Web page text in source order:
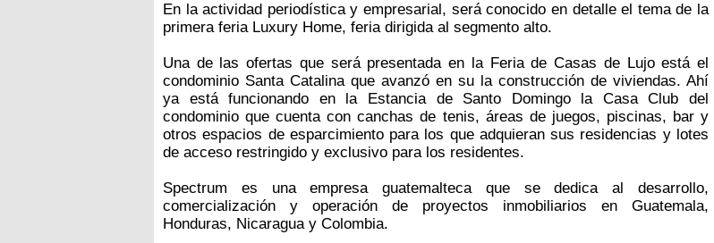
En la actividad periodística y empresarial, será conocido en detalle el tema de la
primera feria Luxury Home, feria dirigida al segmento alto.
Una de las ofertas que será presentada en la Feria de Casas de Lujo está el
condominio Santa Catalina que avanzó en su la construcción de viviendas. Ahí
ya está funcionando en la Estancia de Santo Domingo la Casa Club del
condominio que cuenta con canchas de tenis, áreas de juegos, piscinas, bar y
otros espacios de esparcimiento para los que adquieran sus residencias y lotes
de acceso restringido y exclusivo para los residentes.
Spectrum es una empresa guatemalteca que se dedica al desarrollo,
comercialización y operación de proyectos inmobiliarios en Guatemala,
Honduras, Nicaragua y Colombia.